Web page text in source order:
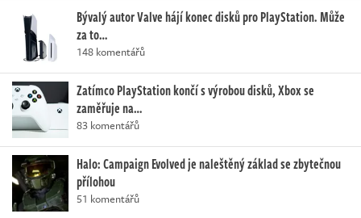
Bývalý autor Valve hájí konec disků pro PlayStation. Může
za to…
148 komentářů
Zatímco PlayStation končí s výrobou disků, Xbox se
zaměřuje na…
83 komentářů
Halo: Campaign Evolved je naleštěný základ se zbytečnou
přílohou
51 komentářů